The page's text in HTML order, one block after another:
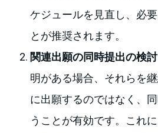
ケジュールを見直し、必
とが推奨されます。
関連出願の同時提出の検討
明がある場合、それらを
に出願するのではなく、
うことが有効です。これ